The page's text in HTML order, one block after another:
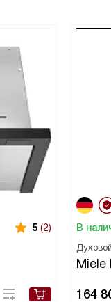
5 (2) В
Miele
164